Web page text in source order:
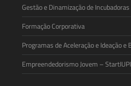
Gestão e Dinamização de Incubadoras
Formação Corporativa
Programas de Aceleração e Ideação e
Empreendedorismo Jovem – StartIUPI